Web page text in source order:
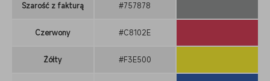
Szarość z fakturą #757878
Czerwony #C8102E
Żółty #F3E500